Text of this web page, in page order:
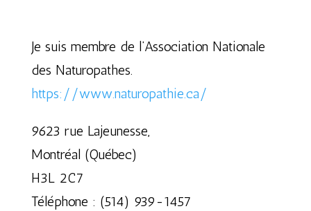
Je suis membre de l’Association Nationale
des Naturopathes.
https://www.naturopathie.ca/
9623 rue Lajeunesse,
Montréal (Québec)
H3L 2C7
Téléphone : (514) 939-1457